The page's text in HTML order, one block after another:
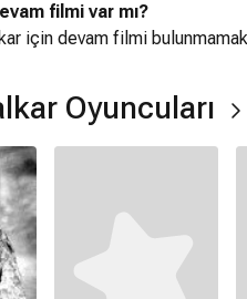
filmi var mı?
için devam filmi
Oyuncuları